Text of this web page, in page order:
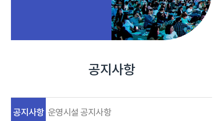
공지사항
공지사항 운영시설 공지사항